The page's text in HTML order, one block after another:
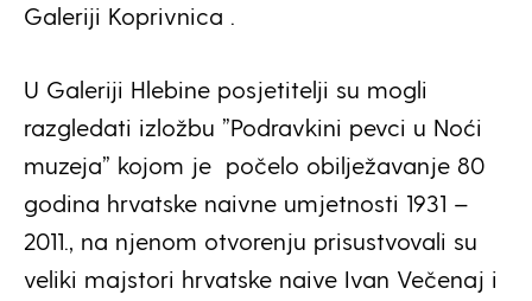
Galeriji Koprivnica .
U Galeriji Hlebine posjetitelji su mogli
razgledati izložbu ”Podravkini pevci u Noći
muzeja” kojom je počelo obilježavanje 80
godina hrvatske naivne umjetnosti 1931 –
2011., na njenom otvorenju prisustvovali su
veliki majstori hrvatske naive Ivan Večenaj i